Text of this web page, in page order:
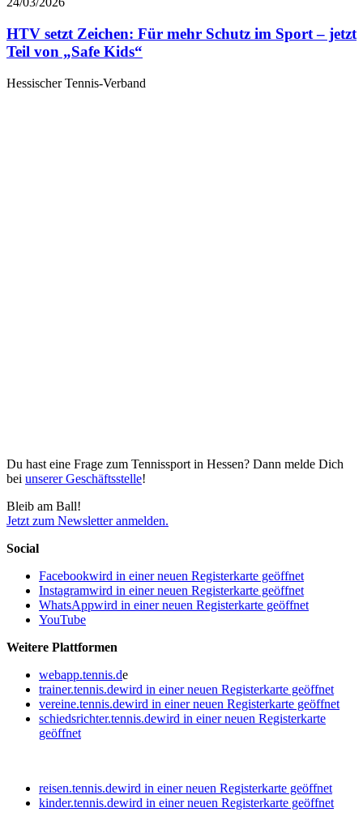
HTV setzt Zeichen: Für mehr Schutz im Sport – jetzt
Teil von „Safe Kids“
Hessischer Tennis-Verband
Du hast eine Frage zum Tennissport in Hessen? Dann melde Dich
bei unserer Geschäftsstelle!
Bleib am Ball!
Jetzt zum Newsletter anmelden.
Social
Facebookwird in einer neuen Registerkarte geöffnet
Instagramwird in einer neuen Registerkarte geöffnet
WhatsAppwird in einer neuen Registerkarte geöffnet
YouTube
Weitere Plattformen
webapp.tennis.de
trainer.tennis.dewird in einer neuen Registerkarte geöffnet
vereine.tennis.dewird in einer neuen Registerkarte geöffnet
schiedsrichter.tennis.dewird in einer neuen Registerkarte
geöffnet
reisen.tennis.dewird in einer neuen Registerkarte geöffnet
kinder.tennis.dewird in einer neuen Registerkarte geöffnet